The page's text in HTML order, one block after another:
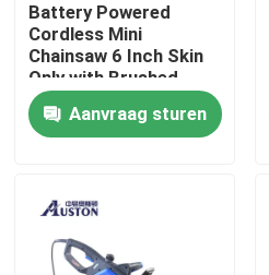
Thuis
Video's
Battery Powered
Cordless Mini
Chainsaw 6 Inch Skin
Only with Brushed
motor
Aanvraag sturen